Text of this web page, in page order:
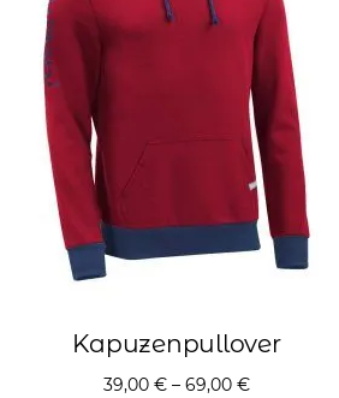
Kapuzenpullover
39,00 €– 69,00 €